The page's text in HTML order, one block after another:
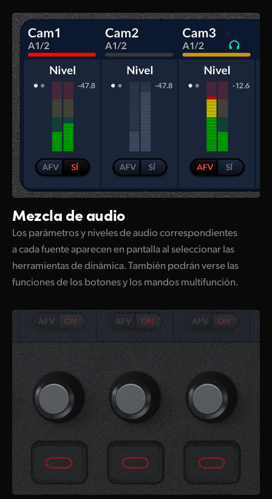
Mezcla de audio
Los parámetros y niveles de audio correspondientes
a cada fuente aparecen en pantalla al seleccionar las
herramientas de dinámica. También podrán verse las
funciones de los botones y los mandos multifunción.